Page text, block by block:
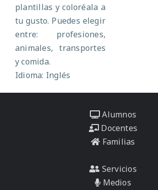
plantillas y coloréala a
tu gusto. Puedes elegir
entre: profesiones,
animales, transportes
y comida.
Idioma: Inglés
Alumnos
Docentes
Familias
Servicios
Medios